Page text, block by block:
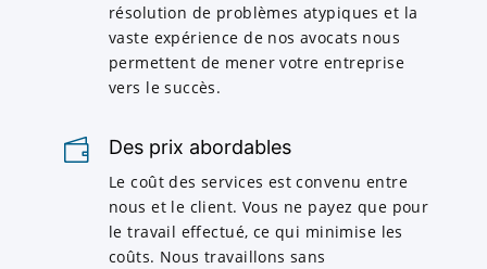
résolution de problèmes atypiques et la
vaste expérience de nos avocats nous
permettent de mener votre entreprise
vers le succès.
Des prix abordables
Le coût des services est convenu entre
nous et le client. Vous ne payez que pour
le travail effectué, ce qui minimise les
coûts. Nous travaillons sans